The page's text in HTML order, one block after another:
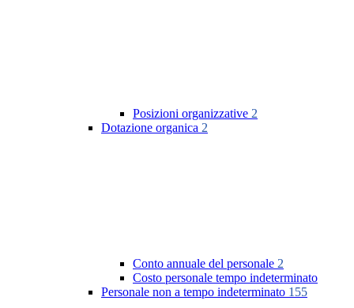
Posizioni organizzative 2
Dotazione organica 2
Conto annuale del personale 2
Costo personale tempo indeterminato
Personale non a tempo indeterminato 155